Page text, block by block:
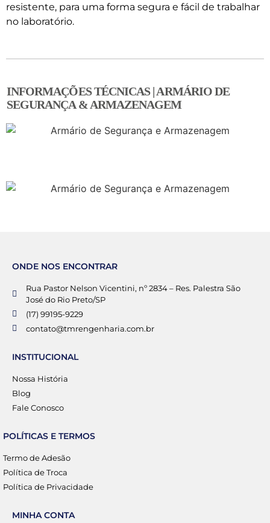
resistente, para uma forma segura e fácil de trabalhar
no laboratório.
INFORMAÇÕES TÉCNICAS | ARMÁRIO DE
SEGURANÇA & ARMAZENAGEM
ONDE NOS ENCONTRAR
Rua Pastor Nelson Vicentini, nº 2834 – Res. Palestra São
José do Rio Preto/SP
(17) 99195-9229
contato@tmrengenharia.com.br
INSTITUCIONAL
Nossa História
Blog
Fale Conosco
POLÍTICAS E TERMOS
Termo de Adesão
Política de Troca
Política de Privacidade
MINHA CONTA